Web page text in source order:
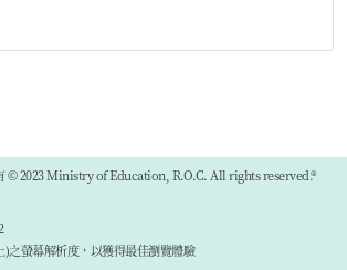
© 2023 Ministry of Education, R.O.C. All rights reserved.®
)之螢幕解析度，以獲得最佳瀏覽體驗